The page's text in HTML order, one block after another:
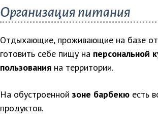
Организация питания
Отдыхающие, проживающие на базе
готовить себе пищу на персональной
пользованияна территории.
На обустроенной зоне барбекюесть
продуктов.